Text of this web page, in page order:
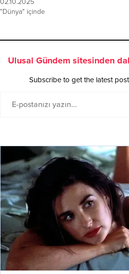
02.10.2025
"Dünya" içinde
Ulusal Gündem sitesinden
Subscribe to get the latest